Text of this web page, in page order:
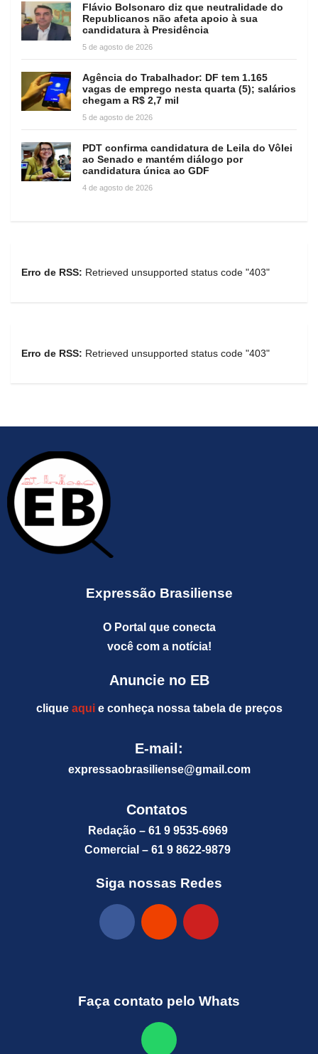
Flávio Bolsonaro diz que neutralidade do
Republicanos não afeta apoio à sua
candidatura à Presidência
5 de agosto de 2026
Agência do Trabalhador: DF tem 1.165
vagas de emprego nesta quarta (5); salários
chegam a R$ 2,7 mil
5 de agosto de 2026
PDT confirma candidatura de Leila do Vôlei
ao Senado e mantém diálogo por
candidatura única ao GDF
4 de agosto de 2026
Erro de RSS: Retrieved unsupported status code "403"
Erro de RSS: Retrieved unsupported status code "403"
Expressão Brasiliense
O Portal que conecta
você com a notícia!
Anuncie no EB
clique aquie conheça nossa tabela de preços
E-mail:
expressaobrasiliense@gmail.com
Contatos
Redação – 61 9 9535-6969
Comercial – 61 9 8622-9879
Siga nossas Redes
Faça contato pelo Whats